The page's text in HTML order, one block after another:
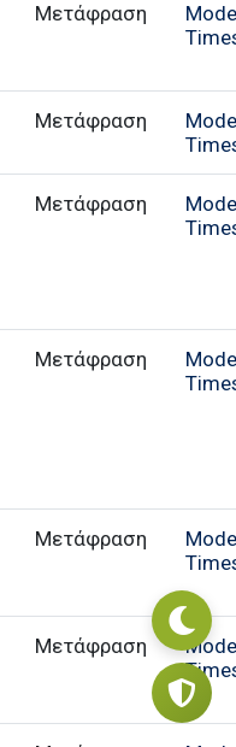
Μετάφραση
Μετάφραση
Μετάφραση
Μετάφραση
Μετάφραση
Μετάφραση